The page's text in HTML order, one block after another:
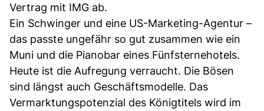
Vertrag mit IMG ab.
Ein Schwinger und eine US-Marketing-Agentur –
das passte ungefähr so gut zusammen wie ein
Muni und die Pianobar eines Fünfsternehotels.
Heute ist die Aufregung verraucht. Die Bösen
sind längst auch Geschäftsmodelle. Das
Vermarktungspotenzial des Königtitels wird im